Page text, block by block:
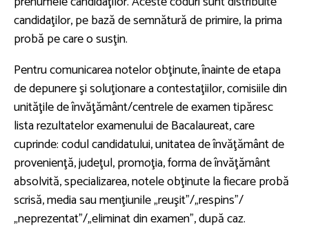
candidaţilor, pe bază de semnătură de primire, la prima
probă pe care o susţin.
Pentru comunicarea notelor obţinute, înainte de etapa
de depunere şi soluţionare a contestaţiilor, comisiile din
unităţile de învăţământ/centrele de examen tipăresc
lista rezultatelor examenului de Bacalaureat, care
cuprinde: codul candidatului, unitatea de învăţământ de
provenienţă, judeţul, promoţia, forma de învăţământ
absolvită, specializarea, notele obţinute la fiecare probă
scrisă, media sau menţiunile „reuşit”/„respins”/
„neprezentat”/„eliminat din examen”, după caz.